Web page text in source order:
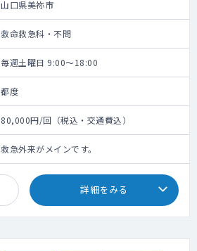
山口県美祢市
救命救急科・不問
毎週土曜日 9:00～18:00
都度
80,000円/回（税込・交通費込）
救急外来がメインです。
詳細をみる